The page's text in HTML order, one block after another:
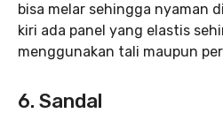
bisa melar sehingga nyaman
kiri ada panel yang elastis
menggunakan tali maupun
6. Sandal